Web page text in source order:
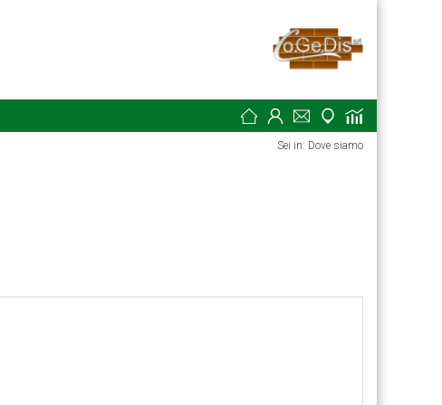
Sei in: Dove siamo